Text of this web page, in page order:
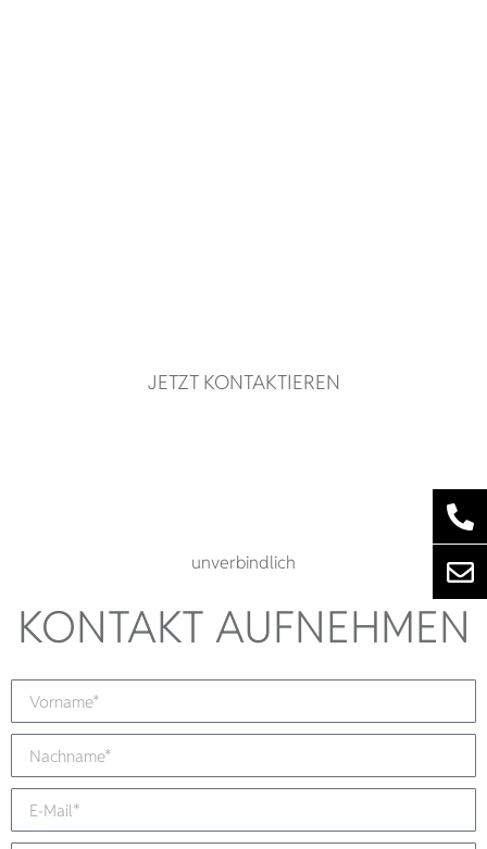
JETZT KONTAKTIEREN
unverbindlich
KONTAKT AUFNEHMEN